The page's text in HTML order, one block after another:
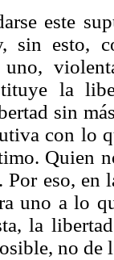
este
sin esto,
la
sin
con lo
Quien
Por eso,
uno a lo
la
no de